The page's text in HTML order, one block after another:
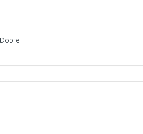
Dobre